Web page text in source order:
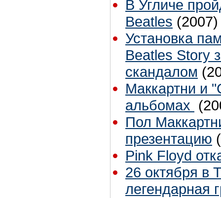
В Угличе
Beatles (2007)
Установка
Beatles Story
скандалом
Маккартни и
альбомах
Пол
презентацию
Pink Floyd
26 октября в
легендарная